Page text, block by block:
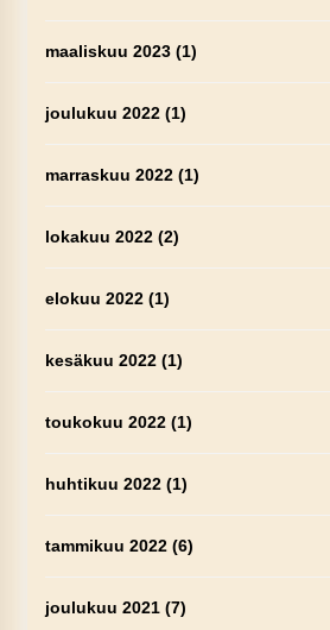
maaliskuu 2023(1)
joulukuu 2022(1)
marraskuu 2022(1)
lokakuu 2022(2)
elokuu 2022(1)
kesäkuu 2022(1)
toukokuu 2022(1)
huhtikuu 2022(1)
tammikuu 2022(6)
joulukuu 2021(7)